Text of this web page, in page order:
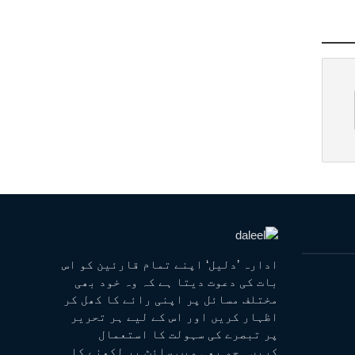
ادارہ ’دلیل‘ اپنے تمام قارئین کو اس
بات کی دعوت دیتا ہے کہ وہ خود بھی
مختلف مسائل پر اپنی رائے کا کھل کر
اظہار کریں اور اس کے لیے ہر تحریر
پر تبصرے کی سہولت کا استعمال
کریں۔ جو بھی ویب سائٹ پر لکھنے کا